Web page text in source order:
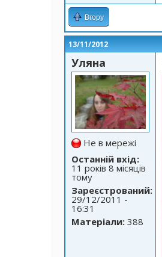
Вгору
13/11/2012
Уляна
Не в мережі
Останній вхід:
11 років 8 місяців
тому
Зареєстрований:
29/12/2011 -
16:31
Матеріали: 388